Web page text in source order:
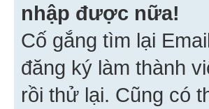
nhập được nữa!
Cố gắng tìm lại
đăng ký làm thành
rồi thử lại. Cũng có